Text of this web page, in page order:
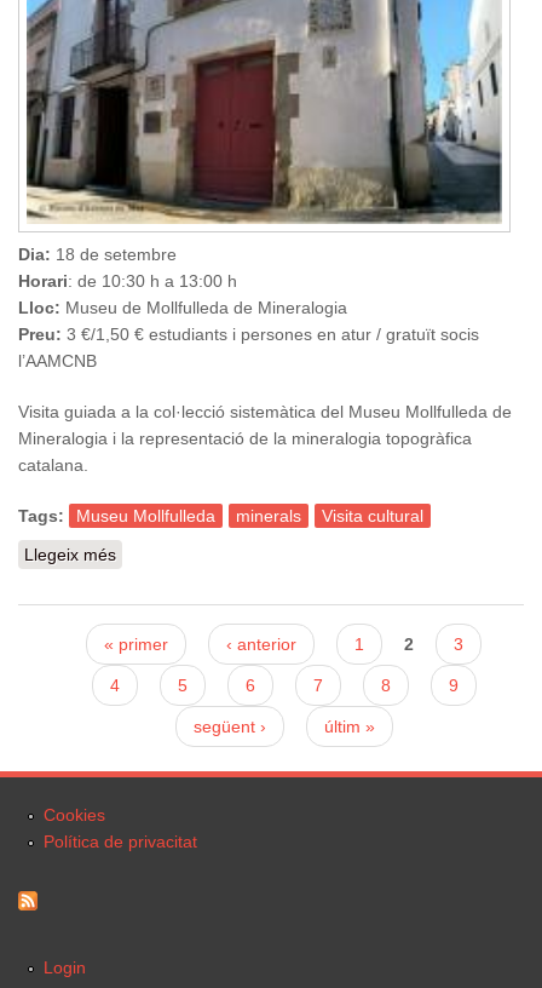
Dia: 18 de setembre
Horari: de 10:30 h a 13:00 h
Lloc: Museu de Mollfulleda de Mineralogia
Preu: 3 €/1,50 € estudiants i persones en atur / gratuït socis
l’AAMCNB
Visita guiada a la col·lecció sistemàtica del Museu Mollfulleda de
Mineralogia i la representació de la mineralogia topogràfica
catalana.
Tags: Museu Mollfulleda minerals
Visita cultural
Llegeix més
Pàgines« primer ‹ anterior 1 2 3
4 5 6 7 8 9
següent › últim »
Cookies
Política de privacitat
Login